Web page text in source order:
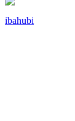
ibahubi